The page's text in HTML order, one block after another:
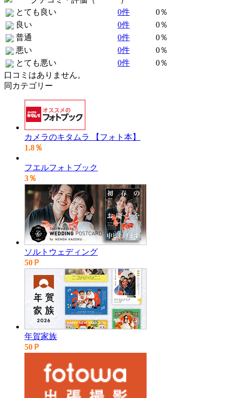
とても良い
0件
0％
良い
0件
0％
普通
0件
0％
悪い
0件
0％
とても悪い
0件
0％
口コミはありません。
同カテゴリー
カメラのキタムラ 【フォト本】
1.8％
フエルフォトブック
3％
ソルトウェディング
50Ｐ
年賀家族
50Ｐ